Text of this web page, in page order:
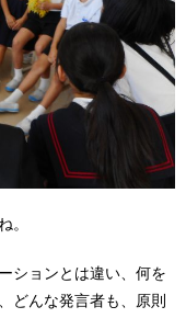
。
ションとは違い、何を
どんな発言者も、原則